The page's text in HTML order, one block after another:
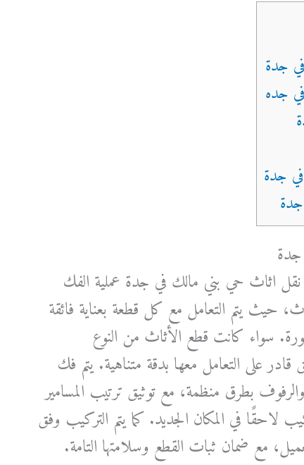
اثاث حي بني مالك في جدة عملية الفك
حيث يتم التعامل مع كل قطعة بعناية فائقة
سواء كانت قطع الأثاث من النوع
على التعامل معها بدقة متناهية. يتم فك
بطرق منظمة، مع توثيق ترتيب المسامير
لاحقًا في المكان الجديد. كما يتم التركيب وفق
مع ضمان ثبات القطع وسلامتها التامة.